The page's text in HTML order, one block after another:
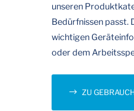
unseren
Bedürfnissen passt.
wichtigen
oder dem
ZU